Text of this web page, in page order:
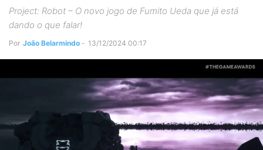
Project: Robot – O novo jogo de Fumito Ueda que já está
dando o que falar!
Por João Belarmindo - 13/12/2024 00:17